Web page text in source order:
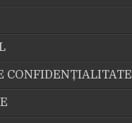
CONFIDENȚIALITATE